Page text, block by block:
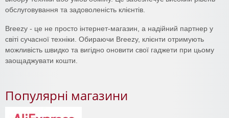
обслуговування та задоволеність клієнтів.
Breezy - це не просто інтернет-магазин, а надійний партнер у
світі сучасної техніки. Обираючи Breezy, клієнти отримують
можливість швидко та вигідно оновити свої гаджети при цьому
заощаджувати кошти.
Популярні магазини